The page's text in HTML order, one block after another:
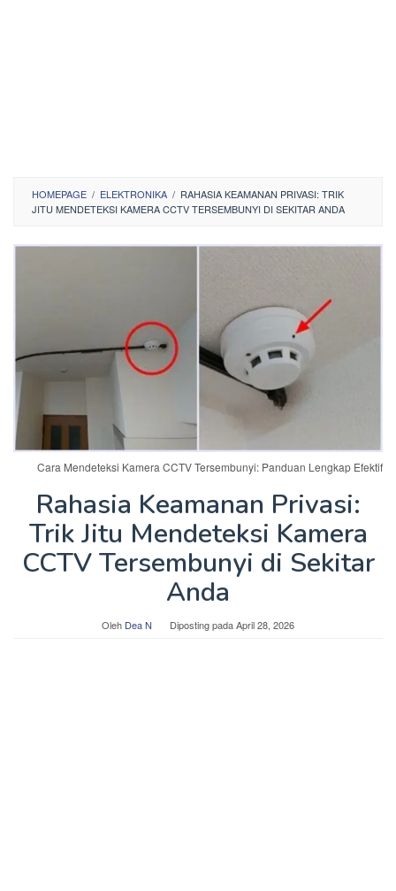
HOMEPAGE / ELEKTRONIKA / RAHASIA KEAMANAN PRIVASI: TRIK
JITU MENDETEKSI KAMERA CCTV TERSEMBUNYI DI SEKITAR ANDA
Cara Mendeteksi Kamera CCTV Tersembunyi: Panduan Lengkap Efektif
Rahasia Keamanan Privasi:
Trik Jitu Mendeteksi Kamera
CCTV Tersembunyi di Sekitar
Anda
Oleh Dea N Diposting padaApril 28, 2026